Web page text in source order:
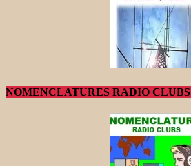
NOMENCLATURES RADIO CLUBS